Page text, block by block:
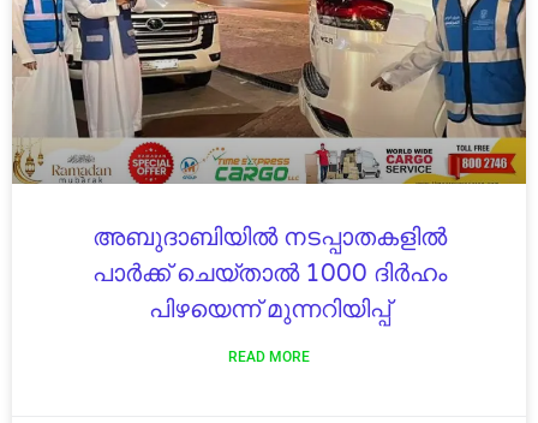
അബുദാബിയിൽ നടപ്പാതകളിൽ
പാർക്ക് ചെയ്താൽ 1000 ദിർഹം
പിഴയെന്ന് മുന്നറിയിപ്പ്
READ MORE